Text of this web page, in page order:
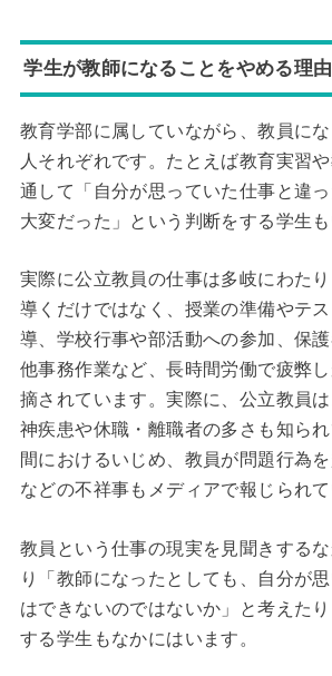
学生が教師になることをやめる理
教育学部に属していながら、教員に
人それぞれです。たとえば教育実習
通して「自分が思っていた仕事と違
大変だった」という判断をする学生も
実際に公立教員の仕事は多岐にわた
導くだけではなく、授業の準備やテ
導、学校行事や部活動への参加、保
他事務作業など、長時間労働で疲弊
摘されています。実際に、公立教員
神疾患や休職・離職者の多さも知ら
間におけるいじめ、教員が問題行為
などの不祥事もメディアで報じられて
教員という仕事の現実を見聞きする
り「教師になったとしても、自分が
はできないのではないか」と考えた
する学生もなかにはいます。